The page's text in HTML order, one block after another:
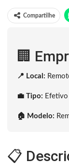
Compartilhe
🏢
📍 Local:
💼 Tipo: Efetivo
🏠 Modelo:
📋